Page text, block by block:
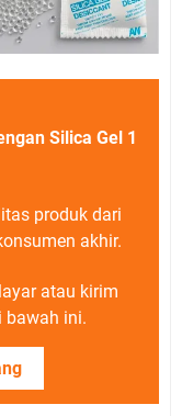
Silica Gel 1
produk dari
akhir.
atau kirim
bawah ini.